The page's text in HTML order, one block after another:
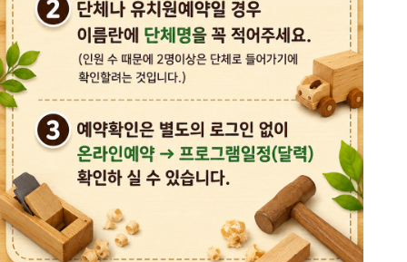
목공체험부터 숲체험 교육까지
다양한 경험을 할 수 있는